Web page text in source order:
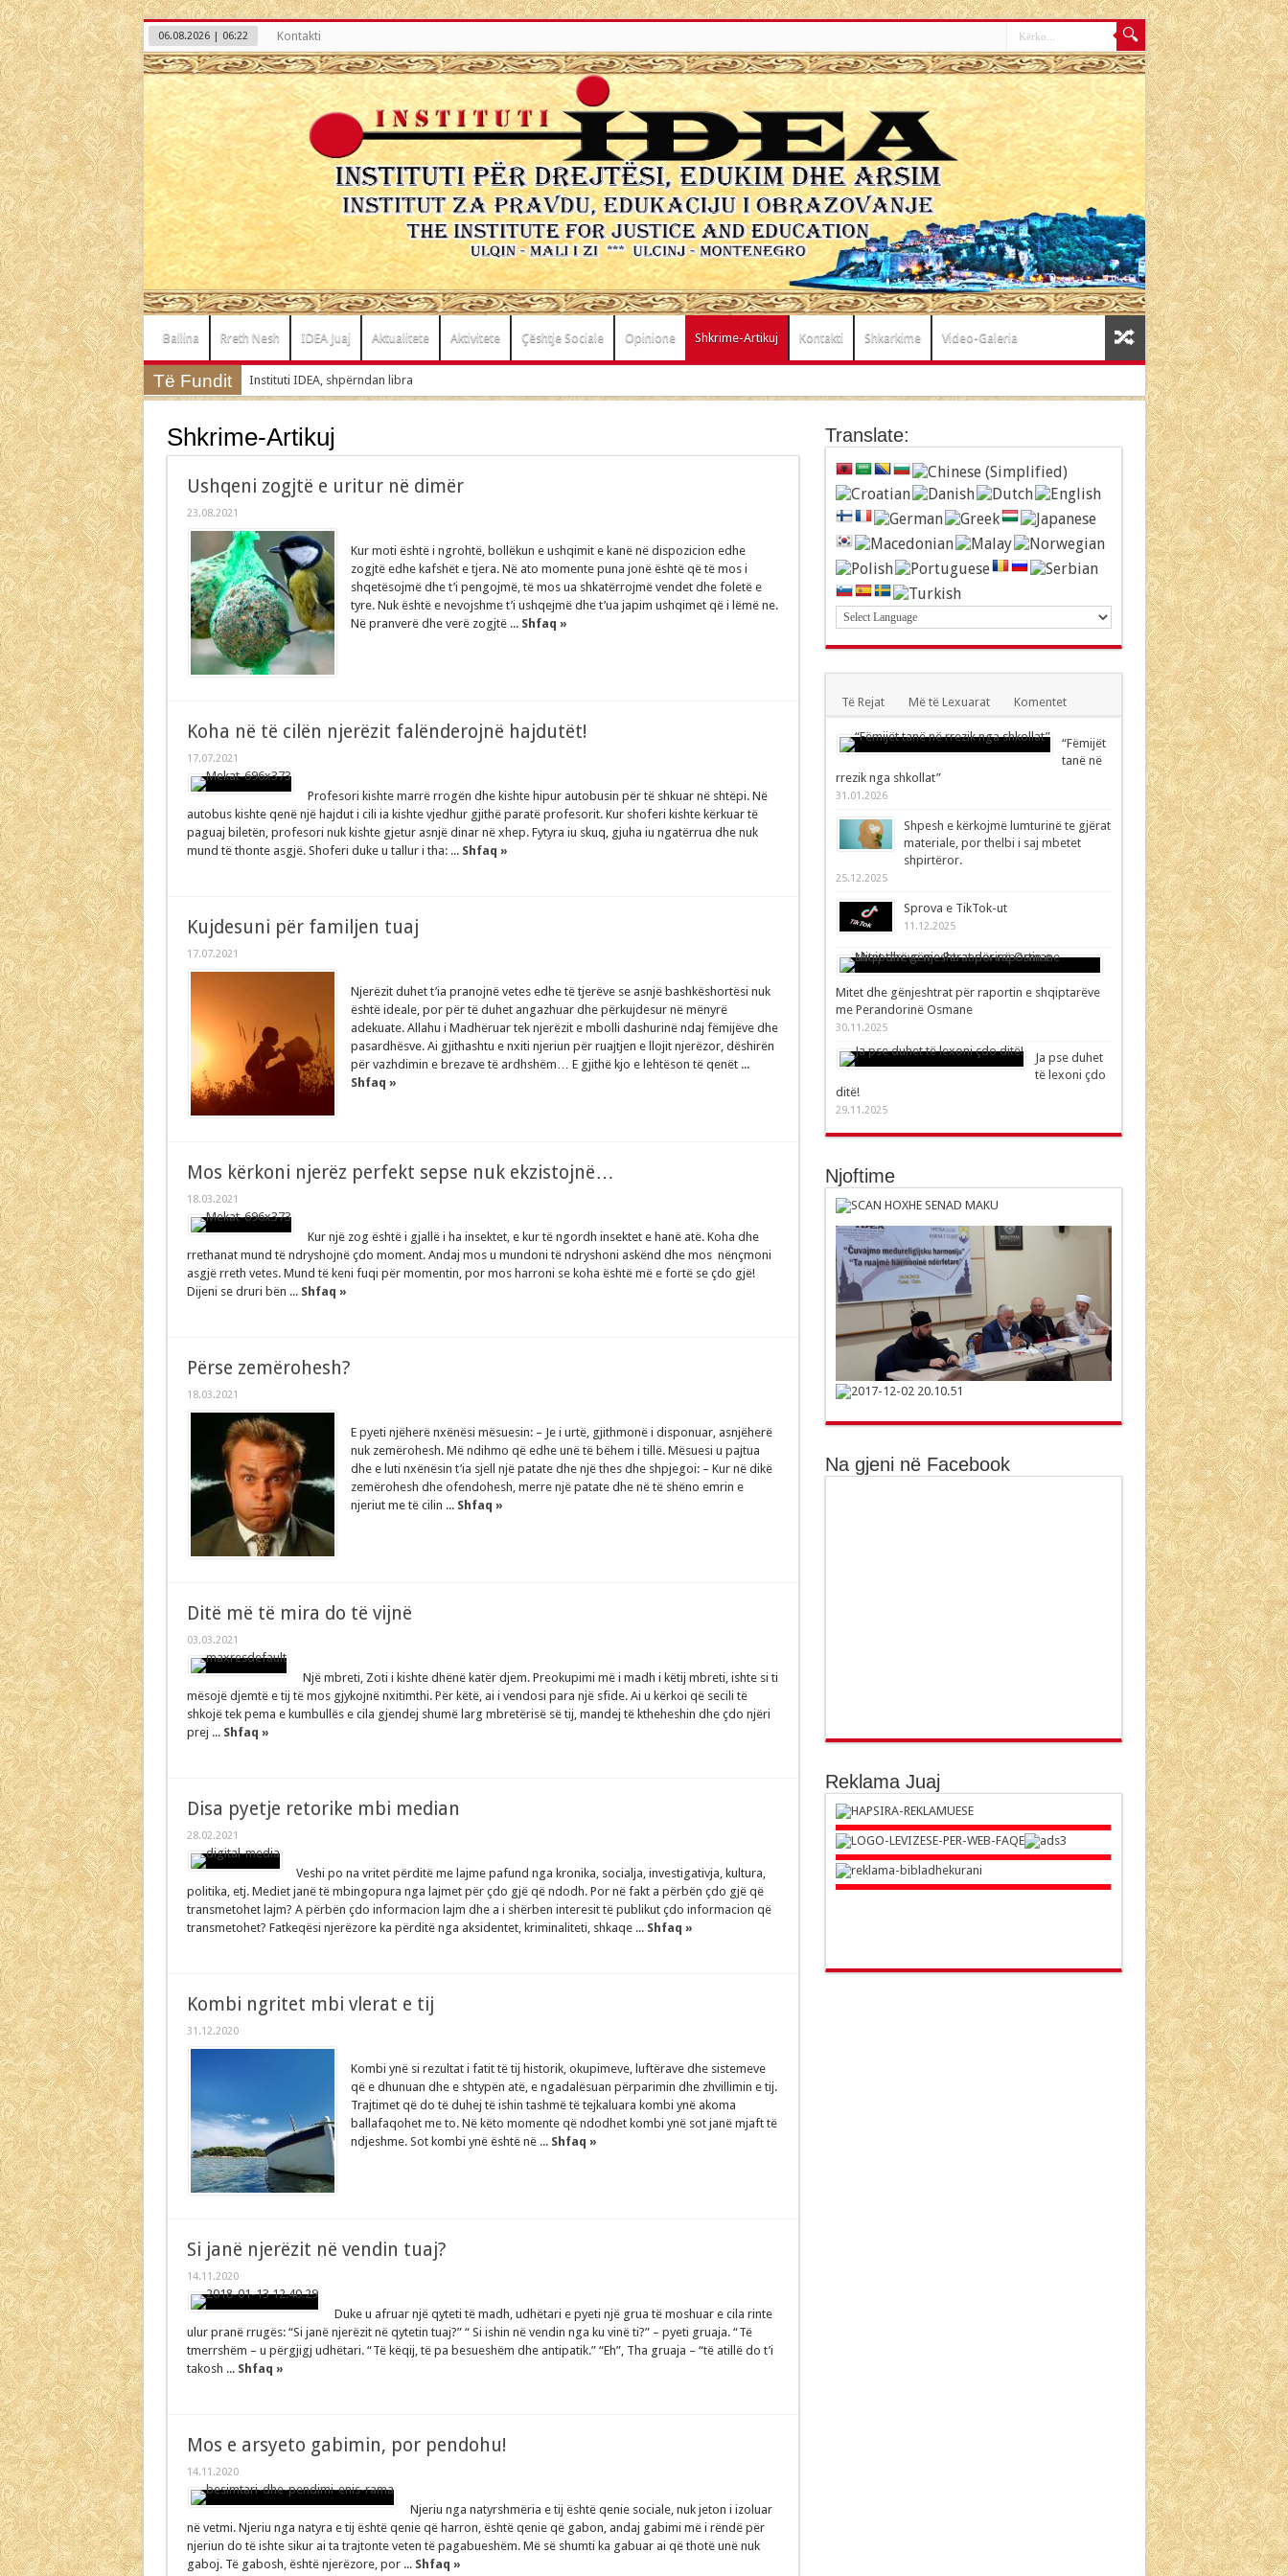
06.08.2026 | 06:22 Kontakti
Ballina Rreth Nesh IDEA Juaj Aktualitete Aktivitete Çështje Sociale Opinione Shkrime-Artikuj Kontakti Shkarkime Video-Galeria
Të Fundit Instituti IDEA, shpërndan libra
Shpesh e kërkojmë lumturinë te gjërat materiale, por thelbi i saj mbetet shpirtëror.
Mitet dhe gënjeshtrat për raportin e shqiptarëve me Perandorinë Osmane
Ja pse duhet të lexoni çdo ditë!
Shkrime-Artikuj
Ushqeni zogjtë e uritur në dimër
23.08.2021
Kur moti është i ngrohtë, bollëkun e ushqimit e kanë në dispozicion edhe
zogjtë edhe kafshët e tjera. Në ato momente puna jonë është që të mos i
shqetësojmë dhe t’i pengojmë, të mos ua shkatërrojmë vendet dhe foletë e
tyre. Nuk është e nevojshme t’i ushqejmë dhe t’ua japim ushqimet që i lëmë ne.
Në pranverë dhe verë zogjtë ... Shfaq »
Koha në të cilën njerëzit falënderojnë hajdutët!
17.07.2021
Profesori kishte marrë rrogën dhe kishte hipur autobusin për të shkuar në shtëpi. Në
autobus kishte qenë një hajdut i cili ia kishte vjedhur gjithë paratë profesorit. Kur shoferi kishte kërkuar të
paguaj biletën, profesori nuk kishte gjetur asnjë dinar në xhep. Fytyra iu skuq, gjuha iu ngatërrua dhe nuk
mund të thonte asgjë. Shoferi duke u tallur i tha: ... Shfaq »
Kujdesuni për familjen tuaj
17.07.2021
Njerëzit duhet t’ia pranojnë vetes edhe të tjerëve se asnjë bashkëshortësi nuk
është ideale, por për të duhet angazhuar dhe përkujdesur në mënyrë
adekuate. Allahu i Madhëruar tek njerëzit e mbolli dashurinë ndaj fëmijëve dhe
pasardhësve. Ai gjithashtu e nxiti njeriun për ruajtjen e llojit njerëzor, dëshirën
për vazhdimin e brezave të ardhshëm… E gjithë kjo e lehtëson të qenët ...
Shfaq »
Mos kërkoni njerëz perfekt sepse nuk ekzistojnë…
18.03.2021
Kur një zog është i gjallë i ha insektet, e kur të ngordh insektet e hanë atë. Koha dhe
rrethanat mund të ndryshojnë çdo moment. Andaj mos u mundoni të ndryshoni askënd dhe mos nënçmoni
asgjë rreth vetes. Mund të keni fuqi për momentin, por mos harroni se koha është më e fortë se çdo gjë!
Dijeni se druri bën ... Shfaq »
Përse zemërohesh?
18.03.2021
E pyeti njëherë nxënësi mësuesin: – Je i urtë, gjithmonë i disponuar, asnjëherë
nuk zemërohesh. Më ndihmo që edhe unë të bëhem i tillë. Mësuesi u pajtua
dhe e luti nxënësin t’ia sjell një patate dhe një thes dhe shpjegoi: – Kur në dikë
zemërohesh dhe ofendohesh, merre një patate dhe në të shëno emrin e
njeriut me të cilin ... Shfaq »
Ditë më të mira do të vijnë
03.03.2021
Një mbreti, Zoti i kishte dhënë katër djem. Preokupimi më i madh i këtij mbreti, ishte si ti
mësojë djemtë e tij të mos gjykojnë nxitimthi. Për këtë, ai i vendosi para një sfide. Ai u kërkoi që secili të
shkojë tek pema e kumbullës e cila gjendej shumë larg mbretërisë së tij, mandej të ktheheshin dhe çdo njëri
prej ... Shfaq »
Disa pyetje retorike mbi median
28.02.2021
Veshi po na vritet përditë me lajme pafund nga kronika, socialja, investigativja, kultura,
politika, etj. Mediet janë të mbingopura nga lajmet për çdo gjë që ndodh. Por në fakt a përbën çdo gjë që
transmetohet lajm? A përbën çdo informacion lajm dhe a i shërben interesit të publikut çdo informacion që
transmetohet? Fatkeqësi njerëzore ka përditë nga aksidentet, kriminaliteti, shkaqe ... Shfaq »
Kombi ngritet mbi vlerat e tij
31.12.2020
Kombi ynë si rezultat i fatit të tij historik, okupimeve, luftërave dhe sistemeve
që e dhunuan dhe e shtypën atë, e ngadalësuan përparimin dhe zhvillimin e tij.
Trajtimet që do të duhej të ishin tashmë të tejkaluara kombi ynë akoma
ballafaqohet me to. Në këto momente që ndodhet kombi ynë sot janë mjaft të
ndjeshme. Sot kombi ynë është në ... Shfaq »
Si janë njerëzit në vendin tuaj?
14.11.2020
Duke u afruar një qyteti të madh, udhëtari e pyeti një grua të moshuar e cila rinte
ulur pranë rrugës: “Si janë njerëzit në qytetin tuaj?” “ Si ishin në vendin nga ku vinë ti?” – pyeti gruaja. “Të
tmerrshëm – u përgjigj udhëtari. “Të këqij, të pa besueshëm dhe antipatik.” “Eh”, Tha gruaja – “të atillë do t’i
takosh ... Shfaq »
Mos e arsyeto gabimin, por pendohu!
14.11.2020
Njeriu nga natyrshmëria e tij është qenie sociale, nuk jeton i izoluar
në vetmi. Njeriu nga natyra e tij është qenie që harron, është qenie që gabon, andaj gabimi më i rëndë për
njeriun do të ishte sikur ai ta trajtonte veten të pagabueshëm. Më së shumti ka gabuar ai që thotë unë nuk
gaboj. Të gabosh, është njerëzore, por ... Shfaq »
Translate:
Të Rejat Më të Lexuarat Komentet
“Fëmijët
tanë në
rrezik nga shkollat”
31.01.2026
Shpesh e kërkojmë lumturinë te gjërat
materiale, por thelbi i saj mbetet
shpirtëror.
25.12.2025
Sprova e TikTok-ut
11.12.2025
Mitet dhe gënjeshtrat për raportin e shqiptarëve
me Perandorinë Osmane
30.11.2025
Ja pse duhet
të lexoni çdo
ditë!
29.11.2025
Njoftime
Na gjeni në Facebook
Reklama Juaj